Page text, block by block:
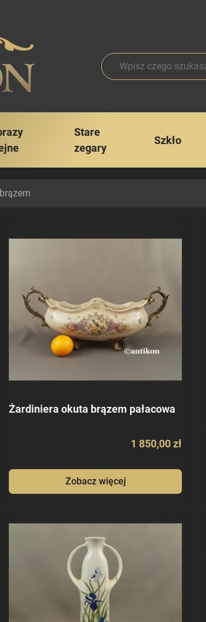
Stare
zegary
Szkło
Żardiniera okuta brązem pałacowa
1 850,00 zł
Zobacz więcej